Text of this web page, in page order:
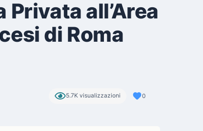
all’Area
di Roma
5.7K visualizzazioni 0